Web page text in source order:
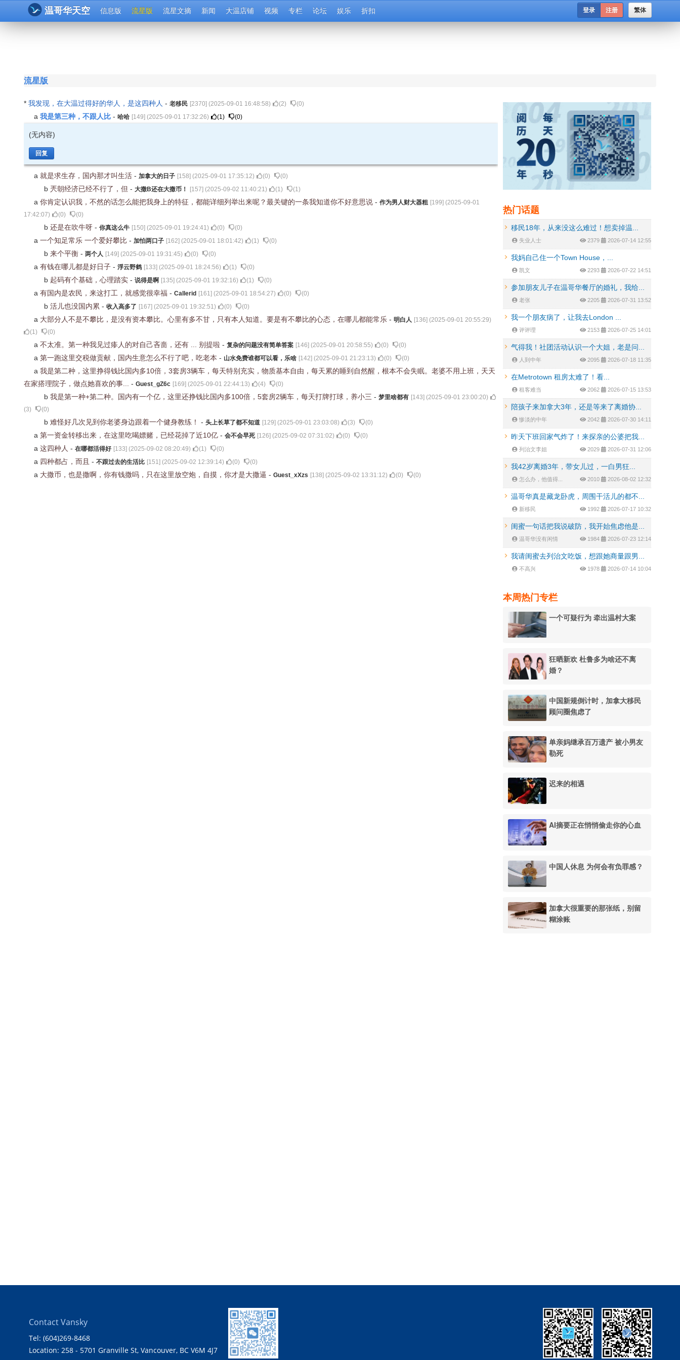
温哥华天空 信息版 流星版 流星文摘 新闻 大温店铺 视频 专栏 论坛 娱乐 折扣 繁体
登录 注册
流星版
* 我发现，在大温过得好的华人，是这四种人 - 老移民 [2370] (2025-09-01 16:48:58) (2) (0)
a 我是第三种，不跟人比 - 哈哈 [149] (2025-09-01 17:32:26) (1) (0)
(无内容)
回复
a 就是求生存，国内那才叫生活 - 加拿大的日子 [158] (2025-09-01 17:35:12) (0) (0)
b 兲朝经济已经不行了，但 - 大撒B还在大撒币！ [157] (2025-09-02 11:40:21) (1) (1)
a 你肯定认识我，不然的话怎么能把我身上的特征，都能详细列举出来呢？最关键的一条我知道你不好意思说 - 作为男人财大器粗 [199] (2025-09-01
17:42:07) (0) (0)
b 还是在吹牛呀 - 你真这么牛 [150] (2025-09-01 19:24:41) (0) (0)
a 一个知足常乐 一个爱好攀比 - 加怕两口子 [162] (2025-09-01 18:01:42) (1) (0)
b 来个平衡 - 两个人 [149] (2025-09-01 19:31:45) (0) (0)
a 有钱在哪儿都是好日子 - 浮云野鹤 [133] (2025-09-01 18:24:56) (1) (0)
b 起码有个基础，心理踏实 - 说得是啊 [135] (2025-09-01 19:32:16) (1) (0)
a 有国内是农民，来这打工，就感觉很幸福 - Callerid [161] (2025-09-01 18:54:27) (0) (0)
b 活儿也没国内累 - 收入高多了 [167] (2025-09-01 19:32:51) (0) (0)
a 大部分人不是不攀比，是没有资本攀比。心里有多不甘，只有本人知道。要是有不攀比的心态，在哪儿都能常乐 - 明白人 [136] (2025-09-01 20:55:29)
(1) (0)
a 不太准。第一种我见过瘆人的对自己吝啬，还有 ... 别提啦 - 复杂的问题没有简单答案 [146] (2025-09-01 20:58:55) (0) (0)
a 第一跑这里交税做贡献，国内生意怎么不行了吧，吃老本 - 山水免费谁都可以看，乐啥 [142] (2025-09-01 21:23:13) (0) (0)
a 我是第二种，这里挣得钱比国内多10倍，3套房3辆车，每天特别充实，物质基本自由，每天累的睡到自然醒，根本不会失眠。老婆不用上班，天天
在家搭理院子，做点她喜欢的事... - Guest_gZ6c [169] (2025-09-01 22:44:13) (4) (0)
b 我是第一种+第二种。国内有一个亿，这里还挣钱比国内多100倍，5套房2辆车，每天打牌打球，养小三 - 梦里啥都有 [143] (2025-09-01 23:00:20)
(3) (0)
b 难怪好几次见到你老婆身边跟着一个健身教练！ - 头上长草了都不知道 [129] (2025-09-01 23:03:08) (3) (0)
a 第一资金转移出来，在这里吃喝嫖赌，已经花掉了近10亿 - 会不会早死 [126] (2025-09-02 07:31:02) (0) (0)
a 这四种人 - 在哪都活得好 [133] (2025-09-02 08:20:49) (1) (0)
a 四种都占，而且 - 不跟过去的生活比 [151] (2025-09-02 12:39:14) (0) (0)
a 大撒币，也是撒啊，你有钱撒吗，只在这里放空炮，自摸，你才是大撒逼 - Guest_xXzs [138] (2025-09-02 13:31:12) (0) (0)
热门话题
移民18年，从来没这么难过！想卖掉温...
失业人士 2379 2026-07-14 12:55
我妈自己住一个Town House，...
凯文 2293 2026-07-22 14:51
参加朋友儿子在温哥华餐厅的婚礼，我给...
老张 2205 2026-07-31 13:52
我一个朋友病了，让我去London ...
评评理 2153 2026-07-25 14:01
气得我！社团活动认识一个大姐，老是问...
人到中年 2095 2026-07-18 11:35
在Metrotown 租房太难了！看...
租客难当 2062 2026-07-15 13:53
陪孩子来加拿大3年，还是等来了离婚协...
惨淡的中年 2042 2026-07-30 14:11
昨天下班回家气炸了！来探亲的公婆把我...
列治文李姐 2029 2026-07-31 12:06
我42岁离婚3年，带女儿过，一白男狂...
怎么办，他值得... 2010 2026-08-02 12:32
温哥华真是藏龙卧虎，周围干活儿的都不...
新移民 1992 2026-07-17 10:32
闺蜜一句话把我说破防，我开始焦虑他是...
温哥华没有闲情 1984 2026-07-23 12:14
我请闺蜜去列治文吃饭，想跟她商量跟男...
不高兴 1978 2026-07-14 10:04
本周热门专栏
一个可疑行为 牵出温村大案
狂晒新欢 杜鲁多为啥还不离
婚？
中国新规倒计时，加拿大移民
顾问圈焦虑了
单亲妈继承百万遗产 被小男友
勒死
迟来的相遇
AI摘要正在悄悄偷走你的心血
中国人休息 为何会有负罪感？
加拿大很重要的那张纸，别留
糊涂账
Contact Vansky
Tel: (604)269-8468
Location: 258 - 5701 Granville St, Vancouver, BC V6M 4J7